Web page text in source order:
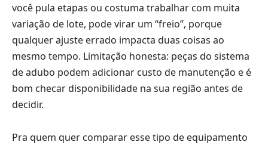
você pula etapas ou costuma trabalhar com muita
variação de lote, pode virar um “freio”, porque
qualquer ajuste errado impacta duas coisas ao
mesmo tempo. Limitação honesta: peças do sistema
de adubo podem adicionar custo de manutenção e é
bom checar disponibilidade na sua região antes de
decidir.
Pra quem quer comparar esse tipo de equipamento